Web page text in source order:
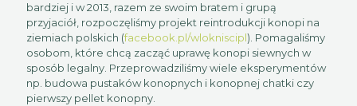
bardziej i w 2013, razem ze swoim bratem i grupą
przyjaciół, rozpoczęliśmy projekt reintrodukcji konopi na
ziemiach polskich (facebook.pl/wlokniscipl). Pomagaliśmy
osobom, które chcą zacząć uprawę konopi siewnych w
sposób legalny. Przeprowadziliśmy wiele eksperymentów
np. budowa pustaków konopnych i konopnej chatki czy
pierwszy pellet konopny.